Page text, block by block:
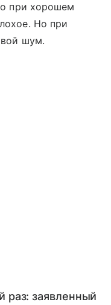
при хорошем
Но при
шум.
раз: заявленный